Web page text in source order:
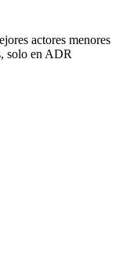
actores menores
solo en ADR